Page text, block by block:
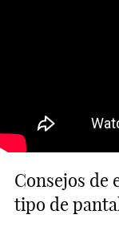
Consejos de
tipo de